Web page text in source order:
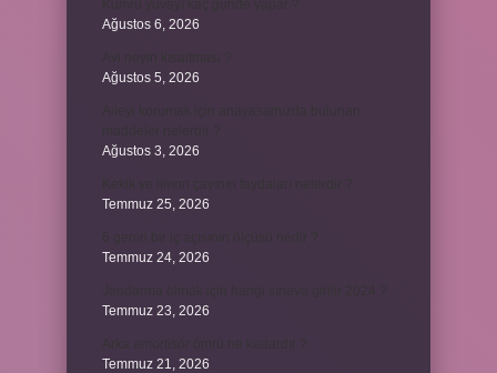
Ağustos 6, 2026
Ağustos 5, 2026
Ağustos 3, 2026
Temmuz 25, 2026
Temmuz 24, 2026
Temmuz 23, 2026
Temmuz 21, 2026